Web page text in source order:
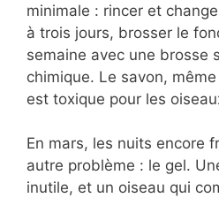
minimale : rincer et
à trois jours, brosser le
semaine avec une brosse
chimique. Le savon,
est toxique pour les
En mars, les nuits encore
autre problème : le gel.
inutile, et un oiseau qui